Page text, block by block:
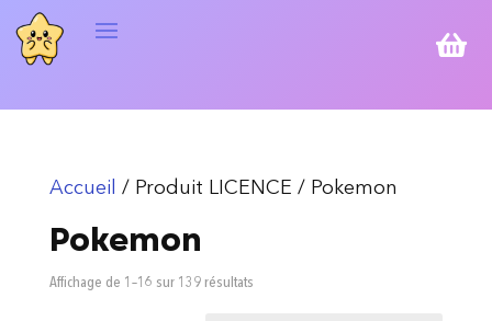

Accueil / Produit LICENCE / Pokemon
Pokemon
Affichage de 1–16 sur 139 résultatsTrié